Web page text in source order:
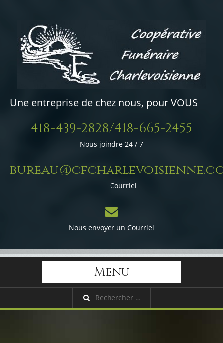
Une entreprise de chez nous, pour VOUS
418-439-2828/418-665-2455
Nous joindre 24 / 7
Courriel
Nous envoyer un Courriel
Menu